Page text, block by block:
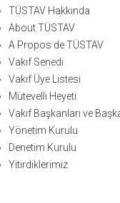
TÜSTAV Hakkında
About TÜSTAV
A Propos de TÜSTAV
Vakıf Senedi
Vakıf Üye Listesi
Mütevelli Heyeti
Vakıf Başkanları ve
Yönetim Kurulu
Denetim Kurulu
Yitirdiklerimiz